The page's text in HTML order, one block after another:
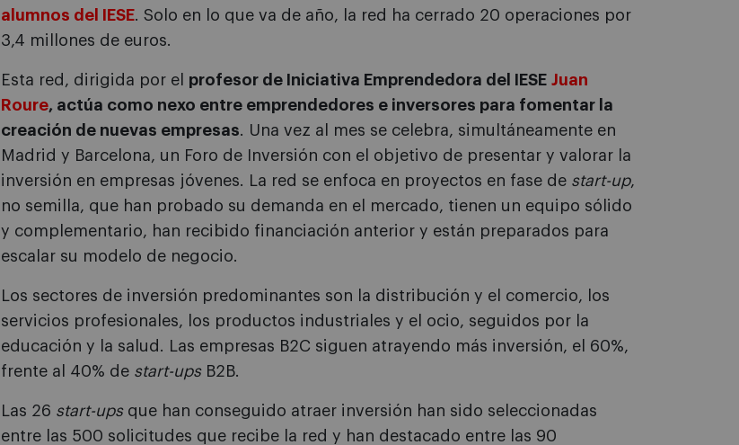
alumnos del IESE. Solo en lo que va de año, la red ha cerrado 20 operaciones por
3,4 millones de euros.
Esta red, dirigida por el profesor de Iniciativa Emprendedora del IESE Juan
Roure, actúa como nexo entre emprendedores e inversores para fomentar la
creación de nuevas empresas. Una vez al mes se celebra, simultáneamente en
Madrid y Barcelona, un Foro de Inversión con el objetivo de presentar y valorar la
inversión en empresas jóvenes. La red se enfoca en proyectos en fase de start-up,
no semilla, que han probado su demanda en el mercado, tienen un equipo sólido
y complementario, han recibido financiación anterior y están preparados para
escalar su modelo de negocio.
Los sectores de inversión predominantes son la distribución y el comercio, los
servicios profesionales, los productos industriales y el ocio, seguidos por la
educación y la salud. Las empresas B2C siguen atrayendo más inversión, el 60%,
frente al 40% de start-upsB2B.
Las 26 start-upsque han conseguido atraer inversión han sido seleccionadas
entre las 500 solicitudes que recibe la red y han destacado entre las 90